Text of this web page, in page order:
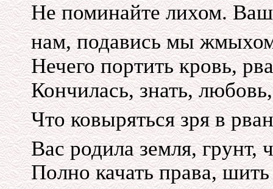
Не поминайте лихом.
нам, подавись мы
Нечего портить кровь,
Кончилась, знать,
Что ковыряться зря в
Вас родила земля, грунт,
Полно качать права,